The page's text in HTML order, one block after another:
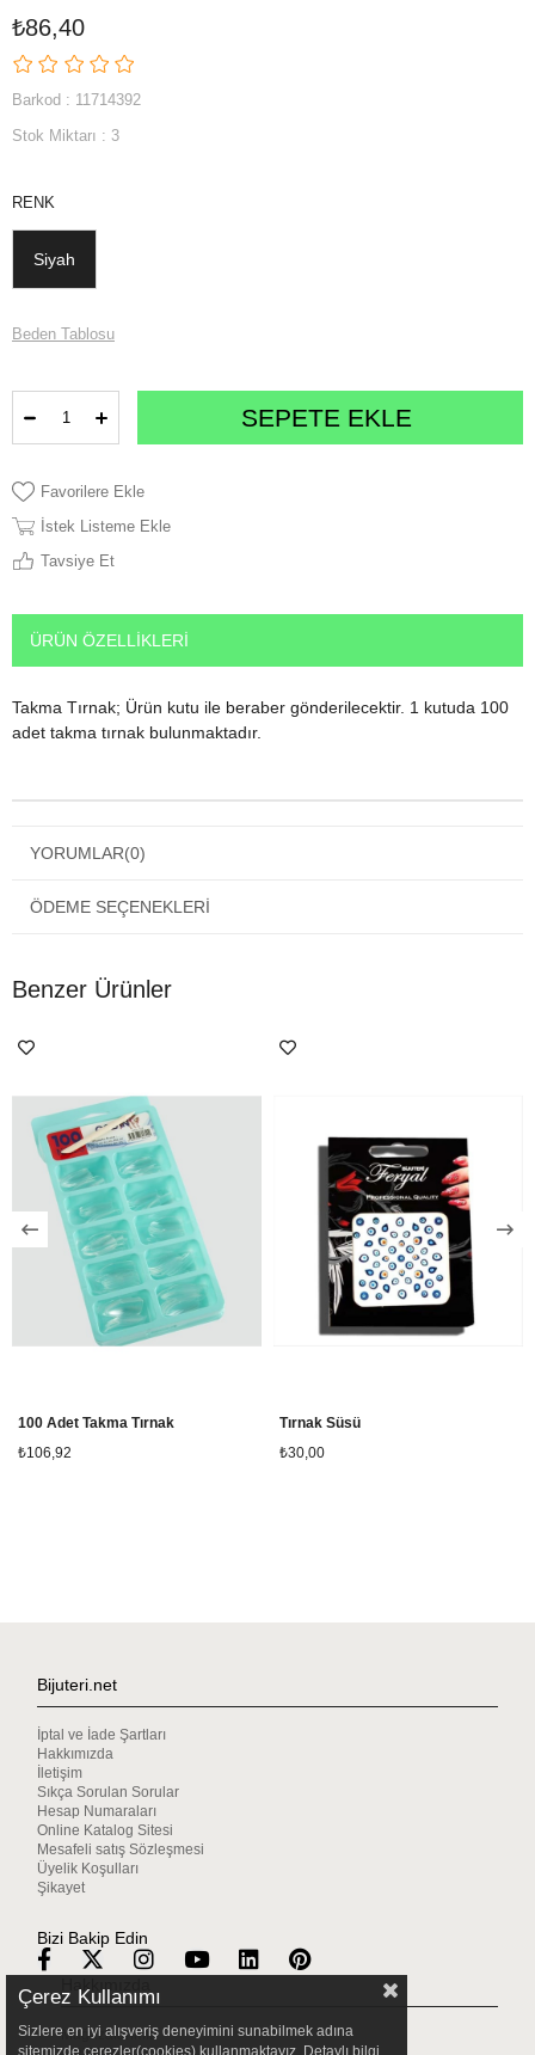
₺86,40
Barkod : 11714392
Stok Miktarı : 3
RENK
Siyah
Beden Tablosu
Favorilere Ekle
İstek Listeme Ekle
Tavsiye Et
ÜRÜN ÖZELLIKLERI
Takma Tırnak; Ürün kutu ile beraber gönderilecektir. 1 kutuda 100
adet takma tırnak bulunmaktadır.
YORUMLAR(0)
ÖDEME SEÇENEKLERI
Benzer Ürünler
100 Adet Takma Tırnak
₺106,92
Tırnak Süsü
₺30,00
Bijuteri.net
İptal ve İade Şartları
Hakkımızda
İletişim
Sıkça Sorulan Sorular
Hesap Numaraları
Online Katalog Sitesi
Mesafeli satış Sözleşmesi
Üyelik Koşulları
Şikayet
Bizi Bakip Edin
Mağazalarımız
Çerez Kullanımı
Sizlere en iyi alışveriş deneyimini sunabilmek adına
sitemizde çerezler(cookies) kullanmaktayız. Detaylı bilgi